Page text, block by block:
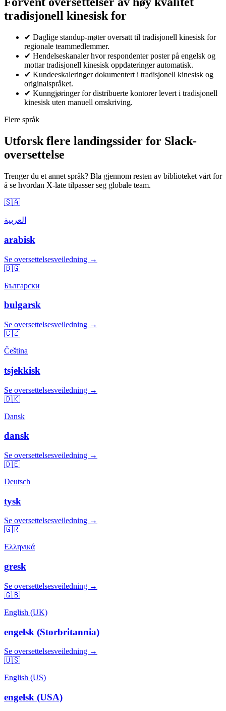
tradisjonell kinesisk for
✔ Daglige standup-møter oversatt til tradisjonell kinesisk for
regionale teammedlemmer.
✔ Hendelseskanaler hvor respondenter poster på engelsk og
mottar tradisjonell kinesisk oppdateringer automatisk.
✔ Kundeeskaleringer dokumentert i tradisjonell kinesisk og
originalspråket.
✔ Kunngjøringer for distribuerte kontorer levert i tradisjonell
kinesisk uten manuell omskriving.
Flere språk
Utforsk flere landingssider for Slack-
oversettelse
Trenger du et annet språk? Bla gjennom resten av biblioteket vårt for
å se hvordan X-late tilpasser seg globale team.
🇸🇦
العربية
arabisk
Se oversettelsesveiledning →
🇧🇬
Български
bulgarsk
Se oversettelsesveiledning →
🇨🇿
Čeština
tsjekkisk
Se oversettelsesveiledning →
🇩🇰
Dansk
dansk
Se oversettelsesveiledning →
🇩🇪
Deutsch
tysk
Se oversettelsesveiledning →
🇬🇷
Ελληνικά
gresk
Se oversettelsesveiledning →
🇬🇧
English (UK)
engelsk (Storbritannia)
Se oversettelsesveiledning →
🇺🇸
English (US)
engelsk (USA)